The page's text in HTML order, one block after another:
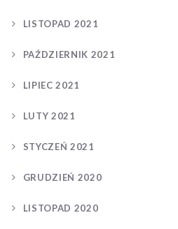
LISTOPAD 2021
PAŹDZIERNIK 2021
LIPIEC 2021
LUTY 2021
STYCZEŃ 2021
GRUDZIEŃ 2020
LISTOPAD 2020